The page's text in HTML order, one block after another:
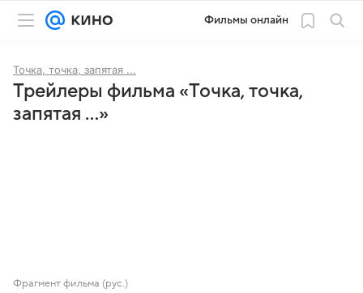
Фильмы онлайн
Точка, точка, запятая ...
Трейлеры фильма «Точка, точка,
запятая ...»
Фрагмент фильма (рус.)